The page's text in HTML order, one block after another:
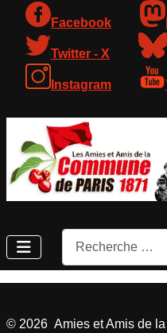
Facebook
Twitter - X
Instagram
Rechercher
© 2026 Amies et Amis de